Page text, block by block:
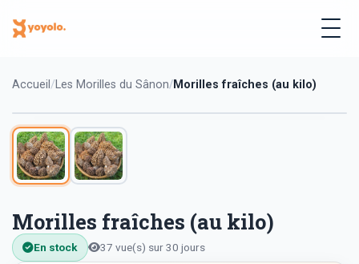
Accueil Les Morilles du Sânon Morilles fraîches (au kilo)
Morilles fraîches (au kilo)
En stock 37 vue(s) sur 30 jours